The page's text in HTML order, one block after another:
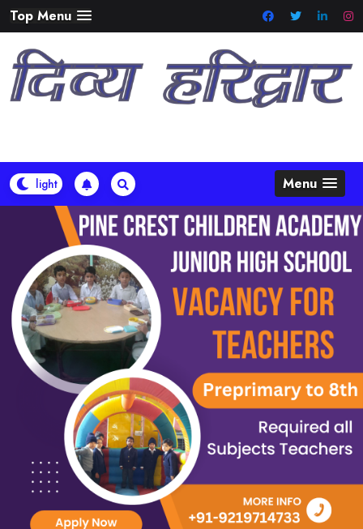
Skip
to
content
Top Menu
Menu